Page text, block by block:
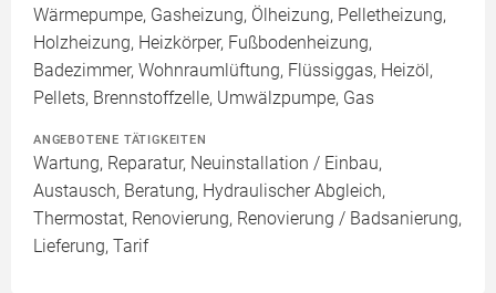
Wärmepumpe, Gasheizung, Ölheizung, Pelletheizung,
Holzheizung, Heizkörper, Fußbodenheizung,
Badezimmer, Wohnraumlüftung, Flüssiggas, Heizöl,
Pellets, Brennstoffzelle, Umwälzpumpe, Gas
ANGEBOTENE TÄTIGKEITEN
Wartung, Reparatur, Neuinstallation / Einbau,
Austausch, Beratung, Hydraulischer Abgleich,
Thermostat, Renovierung, Renovierung / Badsanierung,
Lieferung, Tarif